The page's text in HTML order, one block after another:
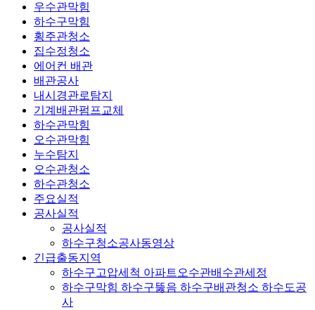
우수관막힘
하수구막힘
횡주관청소
집수정청소
에어컨 배관
배관공사
내시경관로탐지
기계배관펌프교체
하수관막힘
오수관막힘
누수탐지
오수관청소
하수관청소
주요실적
공사실적
공사실적
하수구청소공사동영상
긴급출동지역
하수구고압세척 아파트오수관배수관세정
하수구막힘 하수구뚫음 하수구배관청소 하수도공
사